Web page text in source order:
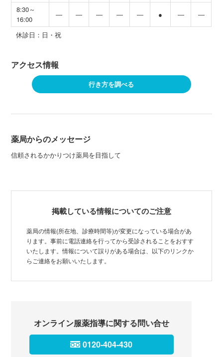
8:30～
16:00
― ― ― ― ― ● ― ―
休診日：日・祝
アクセス情報
行き方を調べる
薬局からのメッセージ
信頼されるかかりつけ薬局を目指して
掲載している情報についてのご注意
薬局の情報(所在地、診療時間等)が変更になっている場合があ
ります。事前に電話連絡を行ってから受診されることをおすす
いたします。情報について誤りがある場合は、以下のリンクか
らご連絡をお願いいたします。
オンライン服薬指導に関する問い合せ
0120-404-430